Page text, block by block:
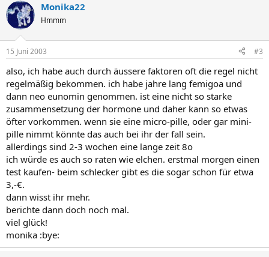
Monika22
Hmmm
15 Juni 2003 #3
also, ich habe auch durch äussere faktoren oft die regel nicht
regelmäßig bekommen. ich habe jahre lang femigoa und
dann neo eunomin genommen. ist eine nicht so starke
zusammensetzung der hormone und daher kann so etwas
öfter vorkommen. wenn sie eine micro-pille, oder gar mini-
pille nimmt könnte das auch bei ihr der fall sein.
allerdings sind 2-3 wochen eine lange zeit 8o
ich würde es auch so raten wie elchen. erstmal morgen einen
test kaufen- beim schlecker gibt es die sogar schon für etwa
3,-€.
dann wisst ihr mehr.
berichte dann doch noch mal.
viel glück!
monika :bye: